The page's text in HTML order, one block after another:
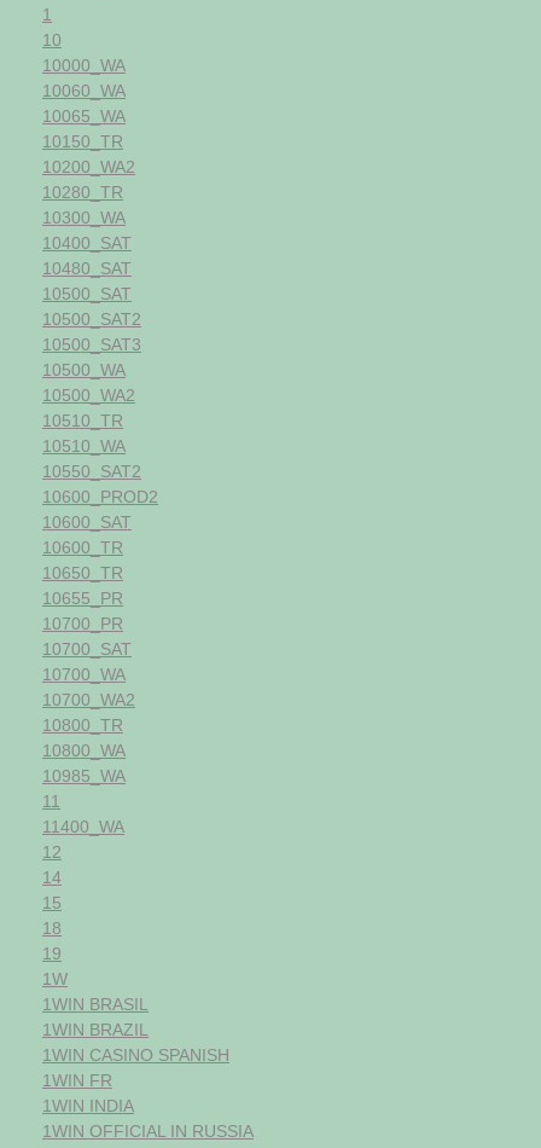
1
10
10000_WA
10060_WA
10065_WA
10150_TR
10200_WA2
10280_TR
10300_WA
10400_SAT
10480_SAT
10500_SAT
10500_SAT2
10500_SAT3
10500_WA
10500_WA2
10510_TR
10510_WA
10550_SAT2
10600_PROD2
10600_SAT
10600_TR
10650_TR
10655_PR
10700_PR
10700_SAT
10700_WA
10700_WA2
10800_TR
10800_WA
10985_WA
11
11400_WA
12
14
15
18
19
1W
1WIN BRASIL
1WIN BRAZIL
1WIN CASINO SPANISH
1WIN FR
1WIN INDIA
1WIN OFFICIAL IN RUSSIA